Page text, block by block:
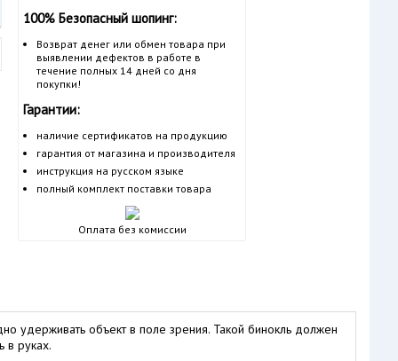
100% Безопасный шопинг:
Возврат денег или обмен товара при
выявлении дефектов в работе в
течение полных 14 дней со дня
покупки!
Гарантии:
наличие сертификатов на продукцию
гарантия от магазина и производителя
инструкция на русском языке
полный комплект поставки товара
Оплата без комиссии
удерживать объект в поле зрения. Такой бинокль должен
в руках.